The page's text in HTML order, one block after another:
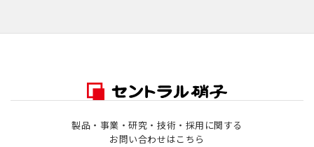
製品・事業・研究・技術・採用に関する
お問い合わせはこちら